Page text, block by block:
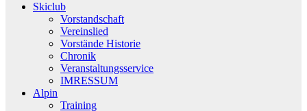
Skiclub
Vorstandschaft
Vereinslied
Vorstände Historie
Chronik
Veranstaltungsservice
IMRESSUM
Alpin
Training